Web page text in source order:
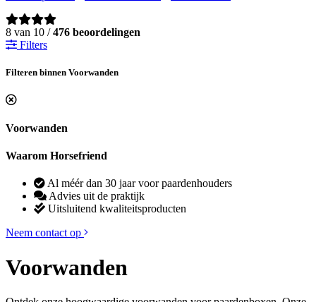
8 van 10 /476 beoordelingen
Filters
Filteren binnen Voorwanden
Voorwanden
Waarom Horsefriend
Al méér dan 30 jaar voor paardenhouders
Advies uit de praktijk
Uitsluitend kwaliteitsproducten
Neem contact op
Voorwanden